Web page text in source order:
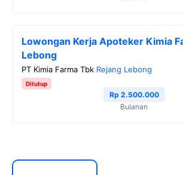
Lowongan Kerja Apoteker Kimia
Lebong
PT Kimia Farma Tbk Rejang Lebong
Ditutup
Rp 2.500.000
Bulanan